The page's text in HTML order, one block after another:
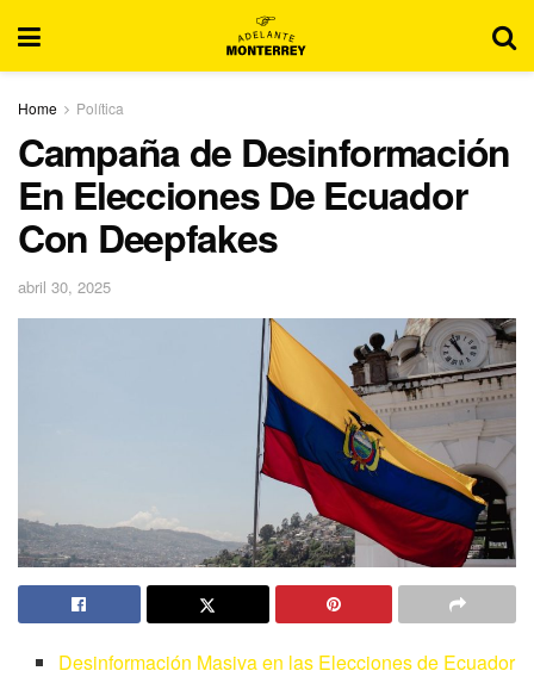
Home Política
Campaña de Desinformación
En Elecciones De Ecuador
Con Deepfakes
abril 30, 2025
Desinformación Masiva en las Elecciones de Ecuador